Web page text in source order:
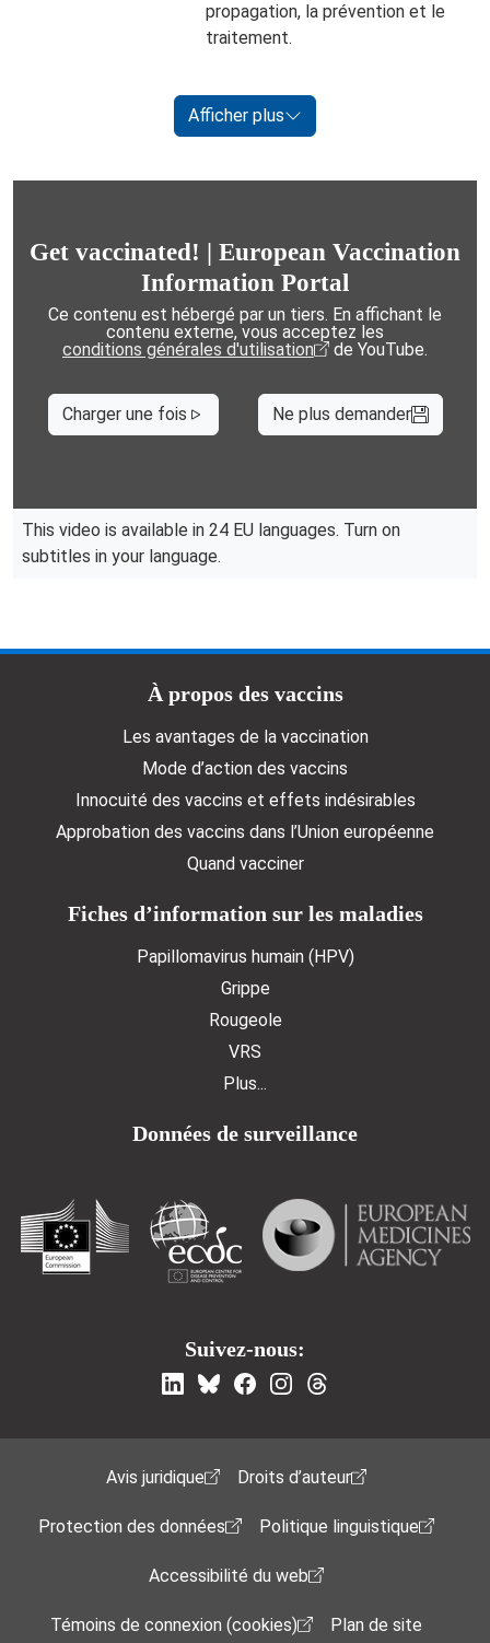
propagation, la prévention et le
traitement.
Afficher plus
Get vaccinated! | European Vaccination
Information Portal
Ce contenu est hébergé par un tiers. En affichant le
contenu externe, vous acceptez les
conditions générales d'utilisation
de YouTube.
Charger une fois Ne plus demander
This video is available in 24 EU languages. Turn on
subtitles in your language.
Doormat menuÀ propos des vaccins
Les avantages de la vaccination
Mode d’action des vaccins
Innocuité des vaccins et effets indésirables
Approbation des vaccins dans l’Union européenne
Quand vacciner
Fiches d’information sur les maladies
Papillomavirus humain (HPV)
Grippe
Rougeole
VRS
Plus...
Données de surveillance
Suivez-nous:
Footer Menu
Avis juridique Droits d’auteur
Protection des données Politique linguistique
Accessibilité du web
Témoins de connexion (cookies) Plan de site